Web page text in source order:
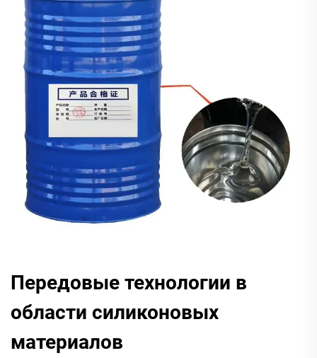
Передовые технологии в
области силиконовых
материалов